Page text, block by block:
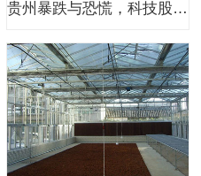
贵州暴跌与恐慌，科技股迎来“至暗时刻”